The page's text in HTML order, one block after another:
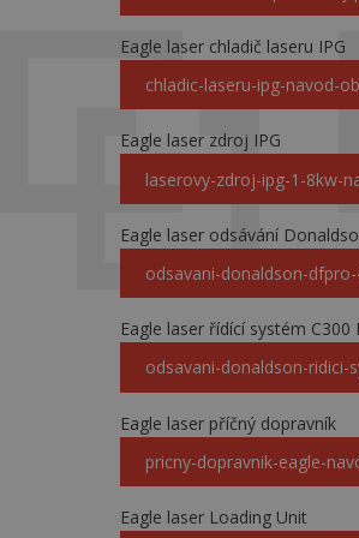
Eagle laser chladič laseru IPG
chladic-laseru-ipg-navod-
Eagle laser zdroj IPG
laserovy-zdroj-ipg-1-8kw-
Eagle laser odsávání
odsavani-donaldson-
Eagle laser řídící systém C300
odsavani-donaldson-ridici-
Eagle laser příčný dopravník
pricny-dopravnik-eagle-
Eagle laser Loading Unit